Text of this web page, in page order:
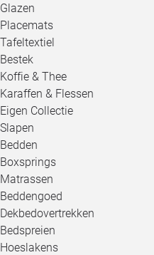
Glazen
Placemats
Tafeltextiel
Bestek
Koffie & Thee
Karaffen & Flessen
Eigen Collectie
Slapen
Bedden
Boxsprings
Matrassen
Beddengoed
Dekbedovertrekken
Bedspreien
Hoeslakens